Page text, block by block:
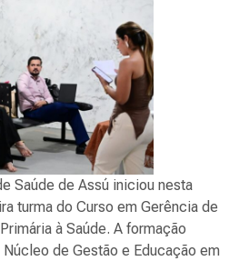
Saúde de Assú iniciou nesta
turma do Curso em Gerência de
à Saúde. A formação
de Gestão e Educação em